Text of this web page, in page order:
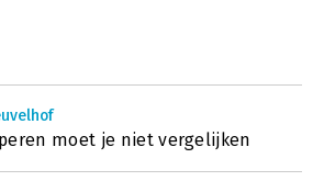
moet je niet vergelijken